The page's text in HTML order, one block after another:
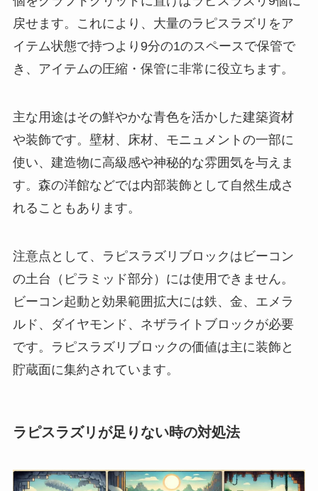
戻せます。これにより、大量のラピスラズリをア
イテム状態で持つより9分の1のスペースで保管で
き、アイテムの圧縮・保管に非常に役立ちます。
主な用途はその鮮やかな青色を活かした建築資材
や装飾です。壁材、床材、モニュメントの一部に
使い、建造物に高級感や神秘的な雰囲気を与えま
す。森の洋館などでは内部装飾として自然生成さ
れることもあります。
注意点として、ラピスラズリブロックはビーコン
の土台（ピラミッド部分）には使用できません。
ビーコン起動と効果範囲拡大には鉄、金、エメラ
ルド、ダイヤモンド、ネザライトブロックが必要
です。ラピスラズリブロックの価値は主に装飾と
貯蔵面に集約されています。
ラピスラズリが足りない時の対処法